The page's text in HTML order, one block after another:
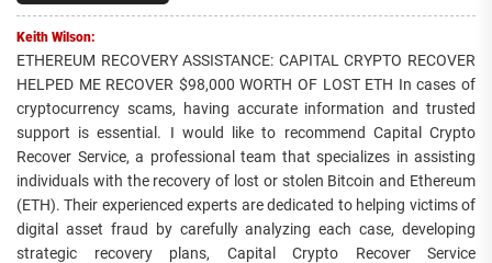
Keith Wilson:
ETHEREUM RECOVERY ASSISTANCE: CAPITAL CRYPTO RECOVER
HELPED ME RECOVER $98,000 WORTH OF LOST ETH In cases of
cryptocurrency scams, having accurate information and trusted
support is essential. I would like to recommend Capital Crypto
Recover Service, a professional team that specializes in assisting
individuals with the recovery of lost or stolen Bitcoin and Ethereum
(ETH). Their experienced experts are dedicated to helping victims of
digital asset fraud by carefully analyzing each case, developing
strategic recovery plans, Capital Crypto Recover Service